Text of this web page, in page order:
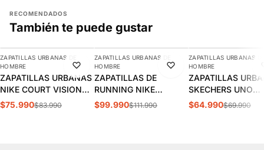
RECOMENDADOS
También te puede gustar
-10%
AGREGAR
ZAPATILLAS URBANAS DE
HOMBRE
ZAPATILLAS URBANAS
NIKE COURT VISION
LOW HOMBRE |
$75.990$83.990
-11%
AGREGAR
ZAPATILLAS URBANAS DE
HOMBRE
ZAPATILLAS DE
RUNNING NIKE
INITIATOR HOMBRE |
$99.990$111.990
-7%
ZAPATILLAS URBANAS
HOMBRE
ZAPATILLAS
SKECHERS UNO
STAND HOMBRE |
$64.990$69.990